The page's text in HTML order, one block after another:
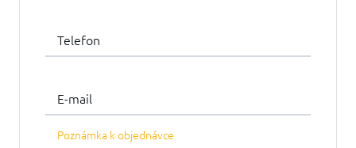
Telefon
E-mail
Poznámka k objednávce